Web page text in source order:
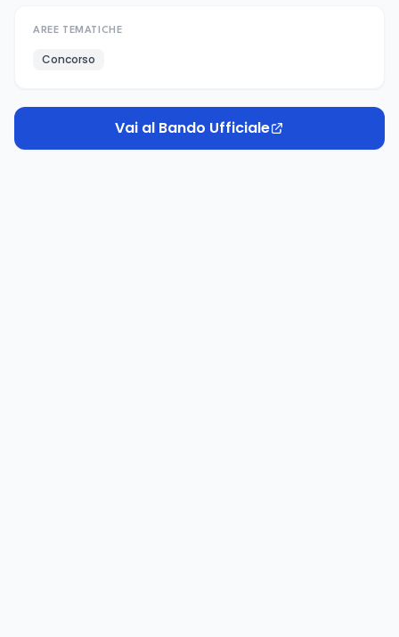
AREE TEMATICHE
Concorso
Vai al Bando Ufficiale